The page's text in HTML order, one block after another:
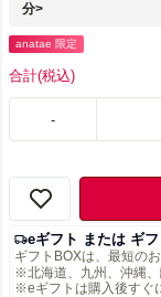
分>
anatae 限定
合計(税込)
-
eギフト または ギ
ギフトBOXは、最短の
※北海道、九州、沖縄、
※eギフトは購入後すぐ